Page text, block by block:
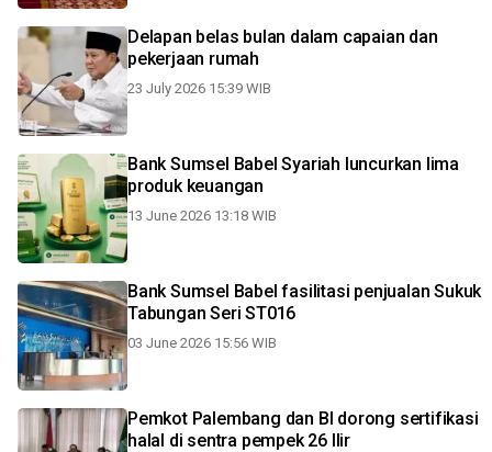
Delapan belas bulan dalam capaian dan
pekerjaan rumah
23 July 2026 15:39 WIB
Bank Sumsel Babel Syariah luncurkan lima
produk keuangan
13 June 2026 13:18 WIB
Bank Sumsel Babel fasilitasi penjualan Sukuk
Tabungan Seri ST016
03 June 2026 15:56 WIB
Pemkot Palembang dan BI dorong sertifikasi
halal di sentra pempek 26 Ilir